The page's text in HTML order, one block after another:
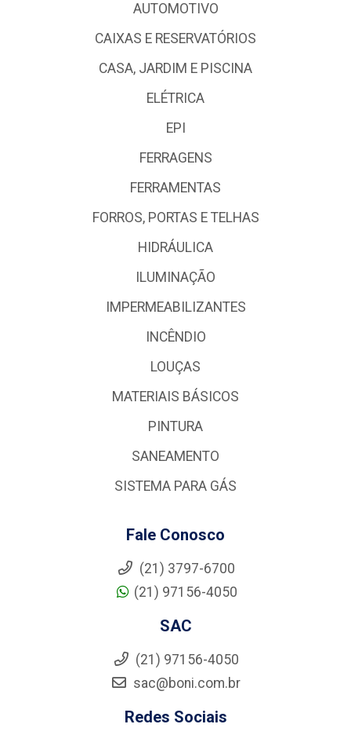
AUTOMOTIVO
CAIXAS E RESERVATÓRIOS
CASA, JARDIM E PISCINA
ELÉTRICA
EPI
FERRAGENS
FERRAMENTAS
FORROS, PORTAS E TELHAS
HIDRÁULICA
ILUMINAÇÃO
IMPERMEABILIZANTES
INCÊNDIO
LOUÇAS
MATERIAIS BÁSICOS
PINTURA
SANEAMENTO
SISTEMA PARA GÁS
Fale Conosco
(21) 3797-6700
(21) 97156-4050
SAC
(21) 97156-4050
sac@boni.com.br
Redes Sociais